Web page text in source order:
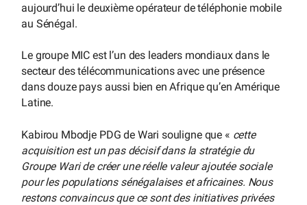
aujourd’hui le deuxième opérateur de téléphonie mobile
au Sénégal.
Le groupe MIC est l’un des leaders mondiaux dans le
secteur des télécommunications avec une présence
dans douze pays aussi bien en Afrique qu’en Amérique
Latine.
Kabirou Mbodje PDG de Wari souligne que « cette
acquisition est un pas décisif dans la stratégie du
Groupe Wari de créer une réelle valeur ajoutée sociale
pour les populations sénégalaises et africaines. Nous
restons convaincus que ce sont des initiatives privées